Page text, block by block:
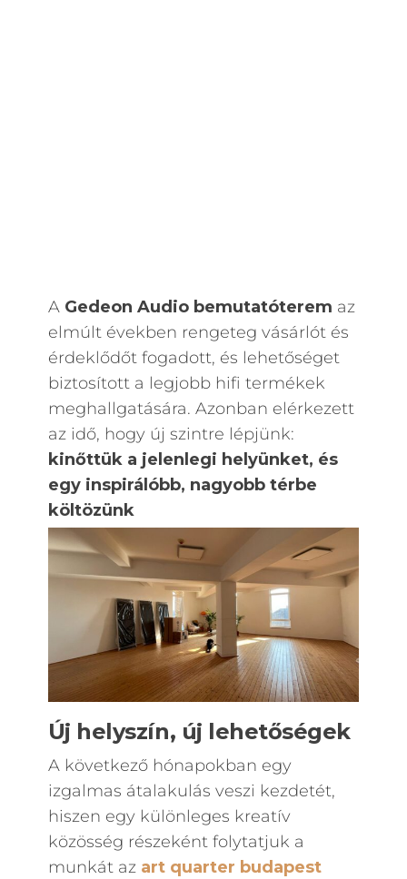
A Gedeon Audio bemutatóterem az
elmúlt években rengeteg vásárlót és
érdeklődőt fogadott, és lehetőséget
biztosított a legjobb hifi termékek
meghallgatására. Azonban elérkezett
az idő, hogy új szintre lépjünk:
kinőttük a jelenlegi helyünket, és
egy inspirálóbb, nagyobb térbe
költözünk
Új helyszín, új lehetőségek
A következő hónapokban egy
izgalmas átalakulás veszi kezdetét,
hiszen egy különleges kreatív
közösség részeként folytatjuk a
munkát az art quarter budapest